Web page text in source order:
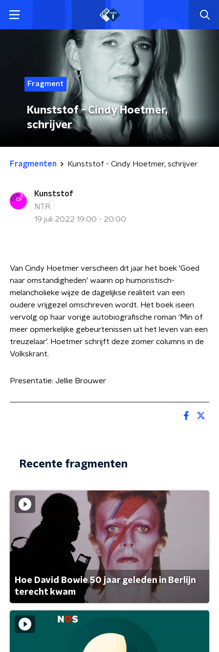
Fragment
Kunststof - Cindy Hoetmer,
schrijver
Fragmenten Kunststof - Cindy Hoetmer, schrijver
Kunststof
NTR
19 juli 2022 19:00 - 20:00
Van Cindy Hoetmer verscheen dit jaar het boek ‘Goed
naar omstandigheden’ waarin op humoristisch-
melancholieke wijze de dagelijkse realiteit van een
oudere vrijgezel omschreven wordt. Het boek iseen
vervolg op haar vorige autobiografische roman ‘Min of
meer opmerkelijke gebeurtenissen uit het leven van een
treuzelaar’. Hoetmer schrijft deze zomer columns in de
Volkskrant.
Presentatie: Jellie Brouwer
Recente fragmenten
Hoe David Bowie 50 jaar geleden in Berlijn
terecht kwam